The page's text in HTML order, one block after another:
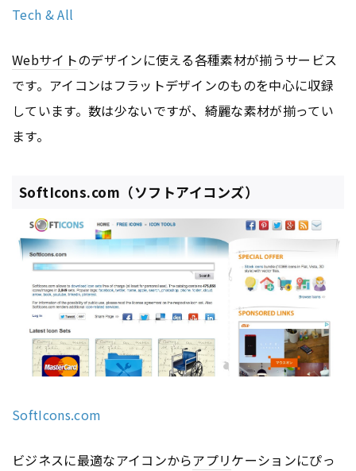
Tech & All
Webサイトのデザインに使える各種素材が揃うサービス
です。アイコンはフラットデザインのものを中心に収録
しています。数は少ないですが、綺麗な素材が揃ってい
ます。
SoftIcons.com（ソフトアイコンズ）
SoftIcons.com
ビジネスに最適なアイコンからアプリケーションにぴっ